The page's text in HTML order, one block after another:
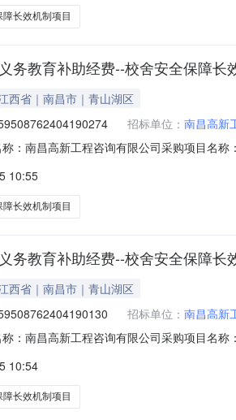
长效机制项目
务教育补助经费--校舍安全保障
西省｜南昌市｜青山湖区
招标单位： 南昌高新
：南昌高新工程咨询有限公司采购项目名
基准：无基本收费，按核减金额的3%计费
10:55
长效机制项目
务教育补助经费--校舍安全保障
西省｜南昌市｜青山湖区
招标单位： 南昌高新
：南昌高新工程咨询有限公司采购项目名
元）金额说明：收费基准：无基本收费，
10:54
长效机制项目